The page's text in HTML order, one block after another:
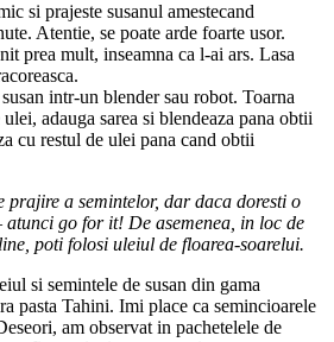
si prajeste susanul amestecand
Atentie, se poate arde foarte usor.
prea mult, inseamna ca l-ai ars. Lasa
intr-un blender sau robot. Toarna
adauga sarea si blendeaza pana obtii
cu restul de ulei pana cand obtii
prajire a semintelor, dar daca doresti o
atunci go for it! De asemenea, in loc de
poti folosi uleiul de floarea-soarelui.
si semintele de susan din gama
pasta Tahini. Imi place ca semincioarele
am observat in pachetelele de